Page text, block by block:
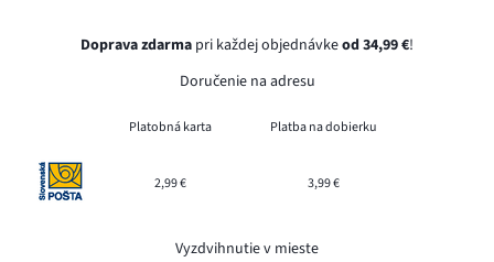
Doprava zdarma pri každej objednávkeod 34,99 €!
Doručenie na adresu
Platobná karta Platba na dobierku
2,99 € 3,99 €
Vyzdvihnutie v mieste